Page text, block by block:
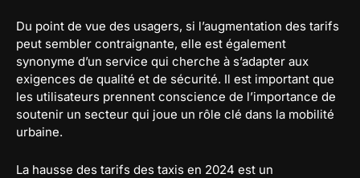
Du point de vue des usagers, si l’augmentation des tarifs
peut sembler contraignante, elle est également
synonyme d’un service qui cherche à s’adapter aux
exigences de qualité et de sécurité. Il est important que
les utilisateurs prennent conscience de l’importance de
soutenir un secteur qui joue un rôle clé dans la mobilité
urbaine.
La hausse des tarifs des taxis en 2024 est un